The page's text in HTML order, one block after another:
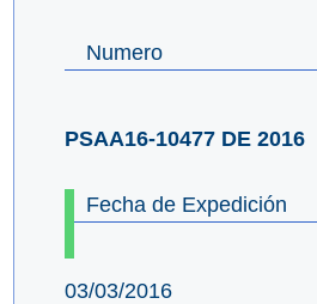
Numero
PSAA16-10477 DE 2016
Fecha de Expedición
03/03/2016